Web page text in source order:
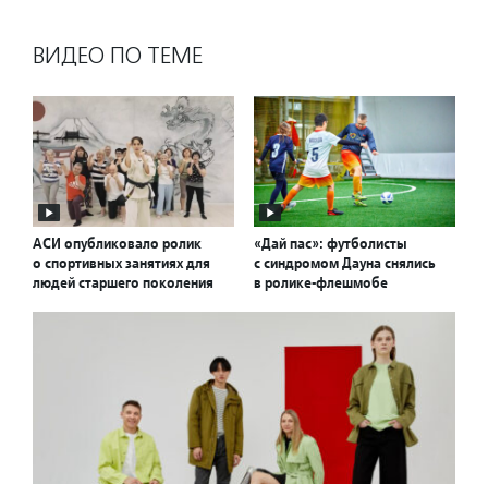
ВИДЕО ПО ТЕМЕ
АСИ опубликовало ролик
о спортивных занятиях для
людей старшего поколения
«Дай пас»: футболисты
с синдромом Дауна снялись
в ролике-флешмобе